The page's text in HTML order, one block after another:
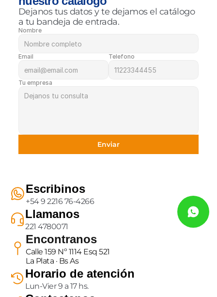
Dejanos tus datos y te dejamos el catálogo
a tu bandeja de entrada.
Nombre
Email Telefono
Tu empresa
Enviar
Escribinos
+54 9 2216 76-4266
Llamanos
221 4780071
Encontranos
Calle 159 Nº 1114 Esq 521
La Plata · Bs As
Horario de atención
Lun-Vier 9 a 17 hs.